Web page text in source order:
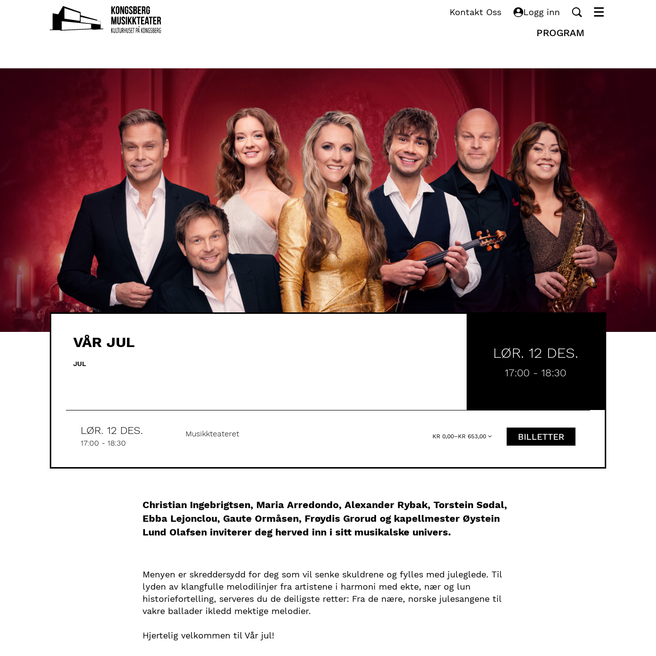
Kontakt Oss Logg inn
PROGRAM
Meny
VÅR JUL
JUL
LØR. 12 DES.
17:00 -18:30
LØR. 12 DES.
17:00 - 18:30
Musikkteateret KR 0,00–KR 653,00 BILLETTER
Christian Ingebrigtsen, Maria Arredondo, Alexander Rybak, Torstein Sødal,
Ebba Lejonclou, Gaute Ormåsen, Frøydis Grorud og kapellmester Øystein
Lund Olafsen inviterer deg herved inn i sitt musikalske univers.
Menyen er skreddersydd for deg som vil senke skuldrene og fylles med juleglede. Til
lyden av klangfulle melodilinjer fra artistene i harmoni med ekte, nær og lun
historiefortelling, serveres du de deiligste retter: Fra de nære, norske julesangene til
vakre ballader ikledd mektige melodier.
Hjertelig velkommen til Vår jul!